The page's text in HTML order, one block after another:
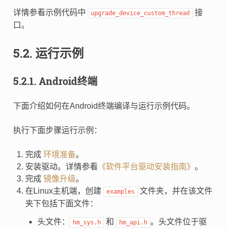
详情参看示例代码中 upgrade_device_custom_thread
接
口。
5.2. 运行示例
5.2.1. Android终端
下面介绍如何在Android终端编译与运行示例代码。
执行下面步骤运行示例：
完成 环境准备。
安装驱动。详情参看 《软件平台驱动安装指南》 。
完成 镜像升级。
在Linux主机端，创建
examples
文件夹，并在该文件
夹下包括下面文件：
头文件： hm_sys.h 和 hm_api.h 。头文件位于驱